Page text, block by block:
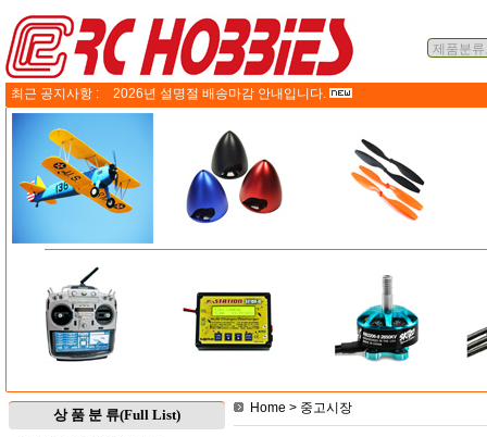
최근 공지사항 : 2026년 설명절 배송마감 안내입니다.
상 품 분 류(Full List) Home > 중고시장